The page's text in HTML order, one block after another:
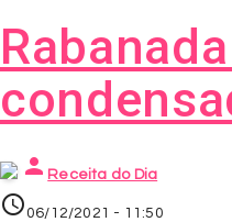
person Receita do Dia
access_time 06/12/2021 - 11:50